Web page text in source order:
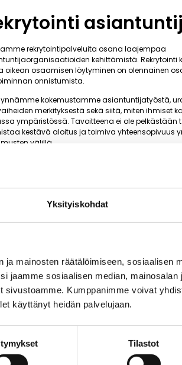
Yksityiskohdat
ja mainosten räätälöimiseen, sosiaalisen
jaamme sosiaalisen median, mainosalan
Kumppanimme voivat
käyttänyt heidän palvelujaan.
Tilastot
rekrytointipalveluita osana laajempaa
kehittämistä. Rekrytointi
oikean osaamisen löytyminen on olennainen
onnistumista.
kokemustamme asiantuntijatyöstä,
merkityksestä sekä siitä, miten ihmiset
ympäristössä. Tavoitteena ei ole pelkästään
kestävä aloitus ja toimiva yhteensopivuus
välillä.